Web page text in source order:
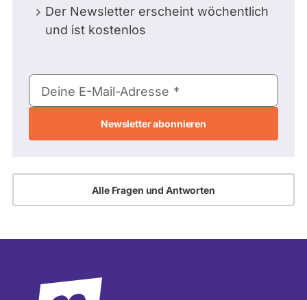
Der Newsletter erscheint wöchentlich
und ist kostenlos
E-
Mail-
Deine E-Mail-Adresse
Alle Fragen und Antworten